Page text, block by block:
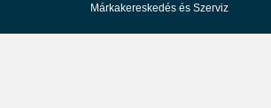
Márkakereskedés és Szerviz